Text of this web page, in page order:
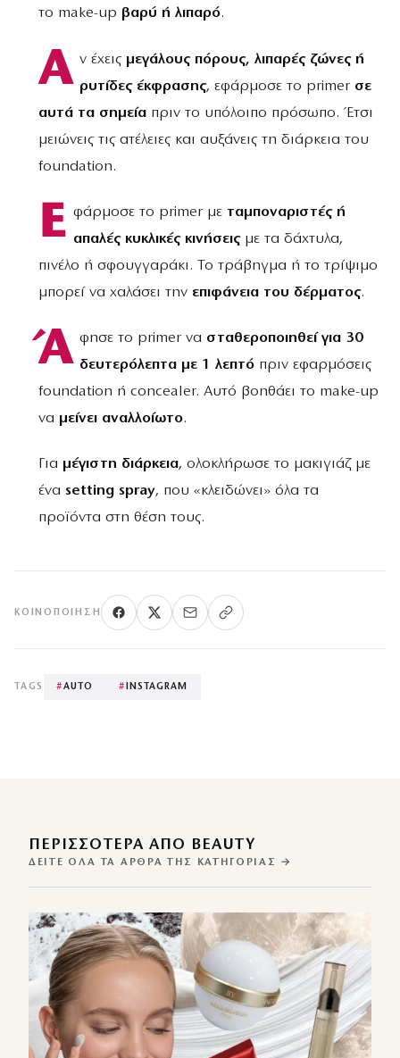
το make-up βαρύ ή λιπαρό.
Α ν έχεις μεγάλους πόρους, λιπαρές ζώνες ή
ρυτίδες έκφρασης, εφάρμοσε το primer σε
αυτά τα σημεία πριν το υπόλοιπο πρόσωπο. Έτσι
μειώνεις τις ατέλειες και αυξάνεις τη διάρκεια του
foundation.
Ε φάρμοσε το primer με ταμποναριστές ή
απαλές κυκλικές κινήσειςμε τα δάχτυλα,
πινέλο ή σφουγγαράκι. Το τράβηγμα ή το τρίψιμο
μπορεί να χαλάσει την επιφάνεια του δέρματος.
Ά φησε το primer να σταθεροποιηθεί για 30
δευτερόλεπτα με 1 λεπτό πριν εφαρμόσεις
foundation ή concealer. Αυτό βοηθάει το make-up
να μείνει αναλλοίωτο.
Για μέγιστη διάρκεια, ολοκλήρωσε το μακιγιάζ με
έναsetting spray, που «κλειδώνει» όλα τα
προϊόντα στη θέση τους.
ΚΟΙΝΟΠΟΊΗΣΗ
TAGS #AUTO #INSTAGRAM
ΠΕΡΙΣΣΌΤΕΡΑ ΑΠΌ BEAUTY
ΔΕΊΤΕ ΌΛΑ ΤΑ ΆΡΘΡΑ ΤΗΣ ΚΑΤΗΓΟΡΊΑΣ →